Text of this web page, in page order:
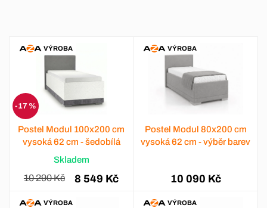
VÝROBA
-17 %
Postel Modul 100x200 cm
vysoká 62 cm - šedobílá
Skladem
10 290 Kč 8 549 Kč
VÝROBA
Postel Modul 80x200 cm
vysoká 62 cm - výběr barev
10 090 Kč
VÝROBA VÝROBA